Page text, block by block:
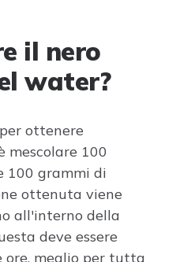
il nero
water?
ottenere
mescolare 100
100 grammi di
ottenuta viene
all'interno della
deve essere
ore, meglio per tutta